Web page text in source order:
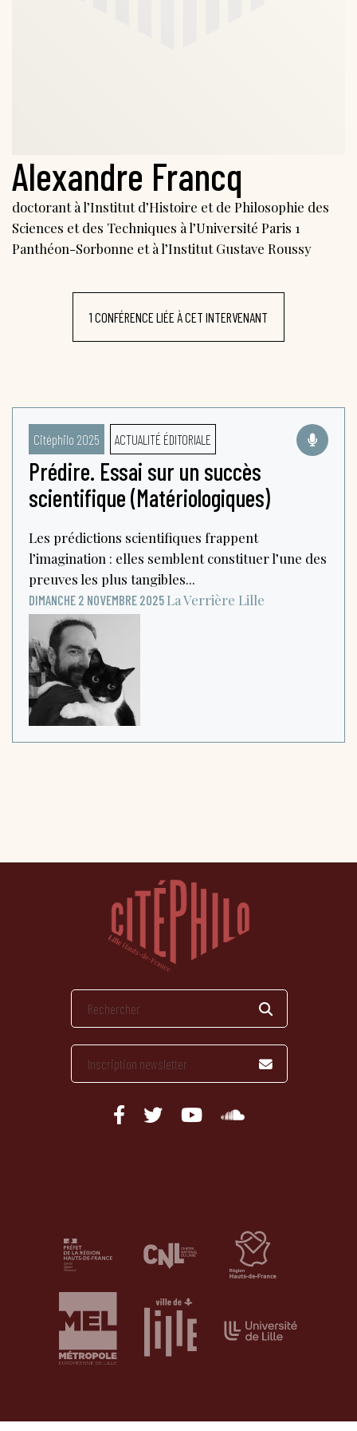
Alexandre Francq
doctorant à l’Institut d’Histoire et de Philosophie des
Sciences et des Techniques à l’Université Paris 1
Panthéon-Sorbonne et à l’Institut Gustave Roussy
1 CONFÉRENCE LIÉE À CET INTERVENANT
Citéphilo 2025 ACTUALITÉ ÉDITORIALE
Prédire. Essai sur un succès
scientifique (Matériologiques)
Les prédictions scientifiques frappent
l’imagination : elles semblent constituer l’une des
preuves les plus tangibles...
DIMANCHE 2 NOVEMBRE 2025 La Verrière Lille